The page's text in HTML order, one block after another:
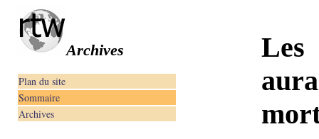
Archives
Plan du site
Sommaire
Archives